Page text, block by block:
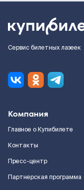
Сервис билетных лазеек
Компания
Главное о Купибилете
Контакты
Пресс-центр
Партнерская программа